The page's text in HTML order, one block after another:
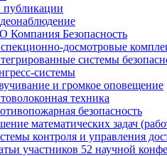
публикации
Компания Безопасность
досмотровые
системы
системы
и громкое оповещение
техника
безопасность
математических задач
контроля и управления
участников 52 научной